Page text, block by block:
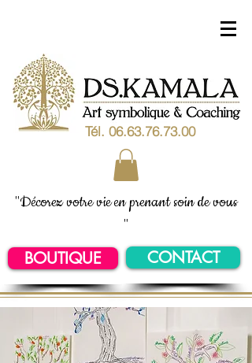
Tél. 06.63.76.73.00
"Décorez votre vie en prenant soin de vous
"
BOUTIQUE CONTACT